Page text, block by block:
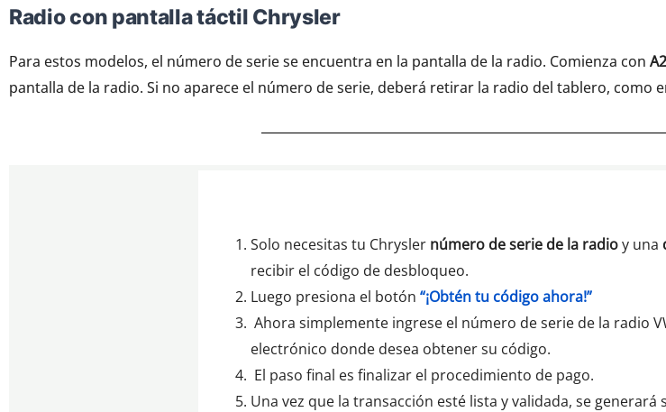
Radio con pantalla táctil Chrysler
Para estos modelos, el número de serie se encuentra en la pantalla de la radio. Comienza con
pantalla de la radio. Si no aparece el número de serie, deberá retirar la radio del tablero, como
Solo necesitas tu Chrysler número de serie de la radioy una
recibir el código de desbloqueo.
Luego presiona el botón “¡Obtén tu código ahora!”
Ahora simplemente ingrese el número de serie de la radio
electrónico donde desea obtener su código.
El paso final es finalizar el procedimiento de pago.
Una vez que la transacción esté lista y validada, se generará